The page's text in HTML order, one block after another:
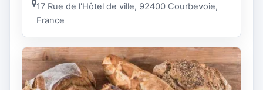
17 Rue de l'Hôtel de ville, 92400 Courbevoie,
France